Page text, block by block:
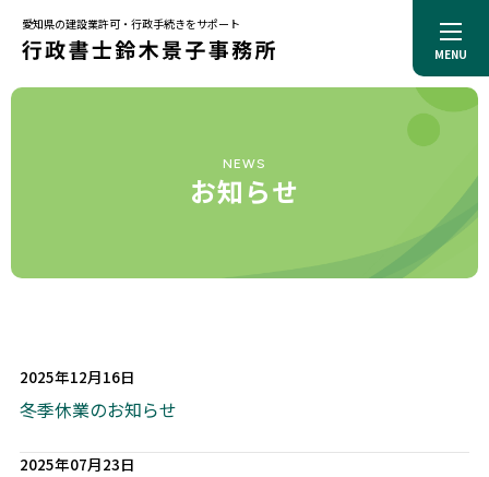
愛知県の建設業許可・行政手続きをサポート
MENU
NEWS
お知らせ
2025年12月16日
冬季休業のお知らせ
2025年07月23日